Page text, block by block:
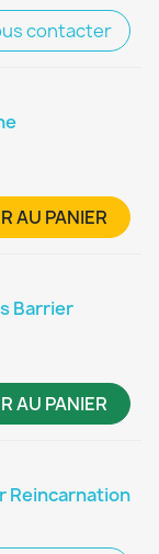
contacter
AU PANIER
Barrier
AU PANIER
Reincarnation